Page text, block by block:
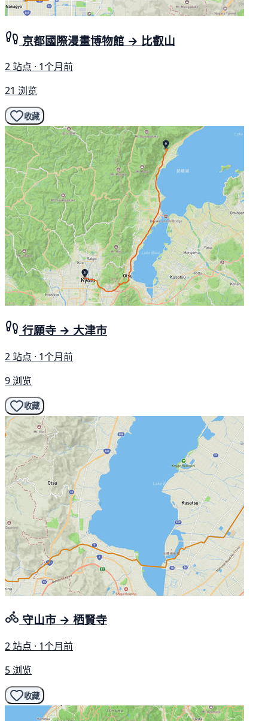
京都國際漫畫博物館 → 比叡山
2 站点 · 1个月前
21 浏览
收藏
行願寺 → 大津市
2 站点 · 1个月前
9 浏览
收藏
守山市 → 栖賢寺
2 站点 · 1个月前
5 浏览
收藏